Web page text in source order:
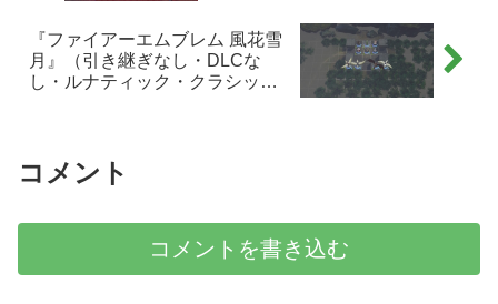
想メモ：EP16『ミルディン大橋
の戦い』
『ファイアーエムブレム 風花雪
月』（引き継ぎなし・DLCな
し・ルナティック・クラシッ
コメント
コメントを書き込む